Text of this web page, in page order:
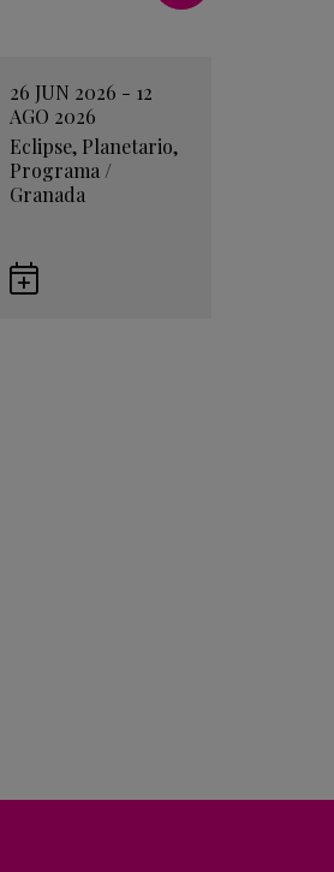
26 JUN 2026 - 12
AGO 2026
Eclipse, Planetario,
Programa /
Granada